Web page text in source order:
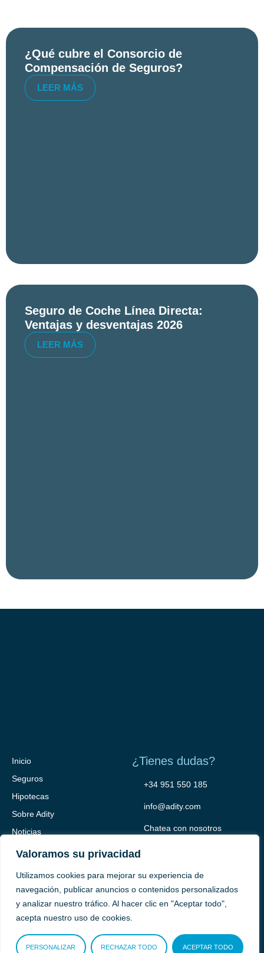
Valoramos su privacidad
Utilizamos cookies para mejorar su experiencia de
navegación, publicar anuncios o contenidos personalizados
y analizar nuestro tráfico. Al hacer clic en "Aceptar todo",
acepta nuestro uso de cookies.
PERSONALIZAR RECHAZAR TODO ACEPTAR TODO
¿Qué cubre el Consorcio de
Compensación de Seguros?
LEER MÁS
Seguro de Coche Línea Directa:
Ventajas y desventajas 2026
LEER MÁS
Inicio
Seguros
Hipotecas
Sobre Adity
Noticias
Contacto
¿Tienes dudas?
+34 951 550 185
info@adity.com
Chatea con nosotros